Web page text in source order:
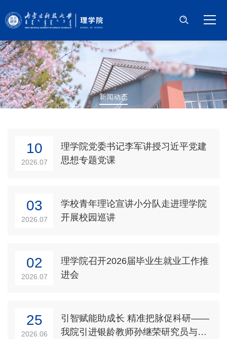
首页
学院概况
师资队伍
科学研究
研究生教育
学团工作
科普基地
新闻动态
10
2026.07
理学院党委书记李军讲授习近平党建
思想专题党课
03
2026.07
学校青年理论宣讲小分队走进理学院
开展校园巡讲
02
2026.07
理学院召开2026届毕业生就业工作推
进会
25
2026.06
引智赋能助成长 精准把脉促科研——
我院引进银龄教师孙继荣研究员与青